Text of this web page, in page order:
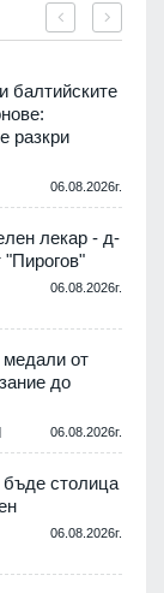
балтийските
разкри
06.08.2026г.
лекар - д-
"Пирогов"
06.08.2026г.
медали от
до
06.08.2026г.
столица
06.08.2026г.